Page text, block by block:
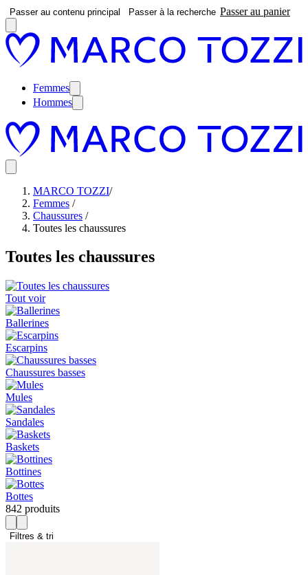
Passer au contenu principal Passer à la recherche Passer au panier
Femmes
Hommes
MARCO TOZZI/
Femmes /
Chaussures /
Toutes les chaussures
Toutes les chaussures
Tout voir
Ballerines
Escarpins
Chaussures basses
Mules
Sandales
Baskets
Bottines
Bottes
842 produits